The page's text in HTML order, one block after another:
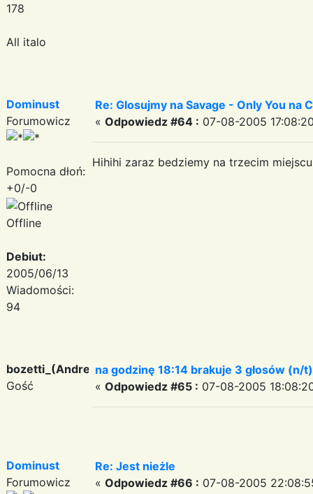
178
All italo
Dominust
Forumowicz
Pomocna dłoń:
+0/-0
Offline
Debiut:
2005/06/13
Wiadomości:
94
Re: Glosujmy na Savage - Only You na
« Odpowiedz #64 : 07-08-2005
Hihihi zaraz bedziemy na trzecim
bozetti_(Andreas)
Gość
na godzinę 18:14 brakuje 3 głosów (n/t)
« Odpowiedz #65 : 07-08-2005
Dominust
Forumowicz
Re: Jest nieżle
« Odpowiedz #66 : 07-08-2005